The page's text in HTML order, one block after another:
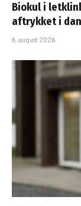
Biokul i
aftrykket i
6. august 2026